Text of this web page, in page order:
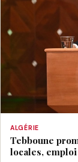
ALGÉRIE
Tebboune
locales,